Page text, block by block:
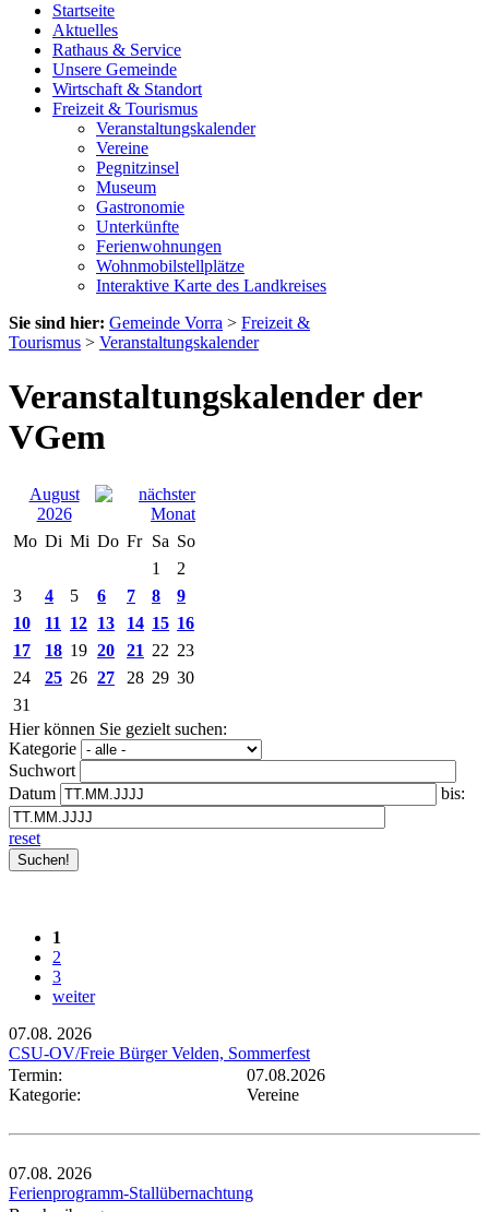
Startseite
Aktuelles
Rathaus & Service
Unsere Gemeinde
Wirtschaft & Standort
Freizeit & Tourismus
Veranstaltungskalender
Vereine
Pegnitzinsel
Museum
Gastronomie
Unterkünfte
Ferienwohnungen
Wohnmobilstellplätze
Interaktive Karte des Landkreises
Sie sind hier: Gemeinde Vorra > Freizeit &
Tourismus > Veranstaltungskalender
Veranstaltungskalender der
VGem
August
2026
Mo Di Mi Do Fr Sa So
1
2
3
4 5 6 7 8
9
10
11 12 13 14 15 16
17
18 19 20 21 22 23
24
25 26 27 28 29 30
31
Hier können Sie gezielt suchen:
Kategorie
Suchwort
Datum
bis:
reset
1
2
3
weiter
07.08. 2026
CSU-OV/Freie Bürger Velden, Sommerfest
Termin:
07.08.2026
Kategorie:
Vereine
07.08. 2026
Ferienprogramm-Stallübernachtung